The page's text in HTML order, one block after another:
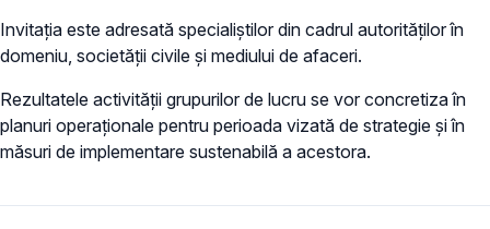
Invitația este adresată specialiștilor din cadrul autorităților în
domeniu, societății civile și mediului de afaceri.
Rezultatele activității grupurilor de lucru se vor concretiza în
planuri operaționale pentru perioada vizată de strategie și în
măsuri de implementare sustenabilă a acestora.